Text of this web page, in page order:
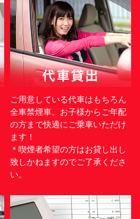
ご用意している代車はもちろん
全車禁煙車。お子様からご年配
の方まで快適にご乗車いただけ
ます！
＊喫煙者希望の方はお貸し出し
致しかねますのでご了承くださ
い。